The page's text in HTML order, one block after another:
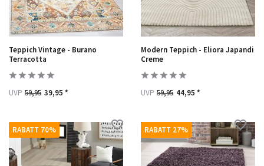
Teppich Vintage - Burano
Terracotta
UVP 59,95 39,95 *
Modern Teppich - Eliora Japandi
Creme
UVP 59,95 44,95 *
RABATT 70% RABATT 27%